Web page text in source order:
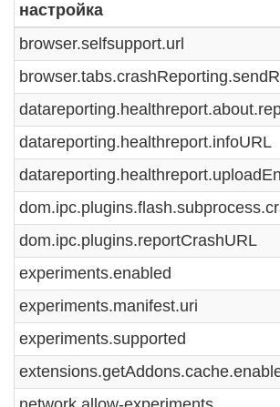
настройка
browser.selfsupport.url
datareporting.healthreport.infoURL
dom.ipc.plugins.reportCrashURL
experiments.enabled
experiments.manifest.uri
experiments.supported